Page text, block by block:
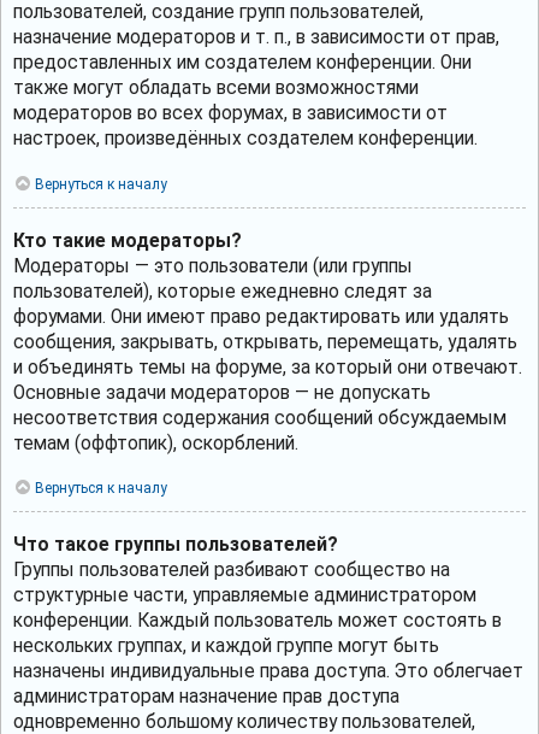
пользователей, создание групп пользователей,
назначение модераторов и т. п., в зависимости от прав,
предоставленных им создателем конференции. Они
также могут обладать всеми возможностями
модераторов во всех форумах, в зависимости от
настроек, произведённых создателем конференции.
Вернуться к началу
Кто такие модераторы?
Модераторы — это пользователи (или группы
пользователей), которые ежедневно следят за
форумами. Они имеют право редактировать или удалять
сообщения, закрывать, открывать, перемещать, удалять
и объединять темы на форуме, за который они отвечают.
Основные задачи модераторов — не допускать
несоответствия содержания сообщений обсуждаемым
темам (оффтопик), оскорблений.
Вернуться к началу
Что такое группы пользователей?
Группы пользователей разбивают сообщество на
структурные части, управляемые администратором
конференции. Каждый пользователь может состоять в
нескольких группах, и каждой группе могут быть
назначены индивидуальные права доступа. Это облегчает
администраторам назначение прав доступа
одновременно большому количеству пользователей,